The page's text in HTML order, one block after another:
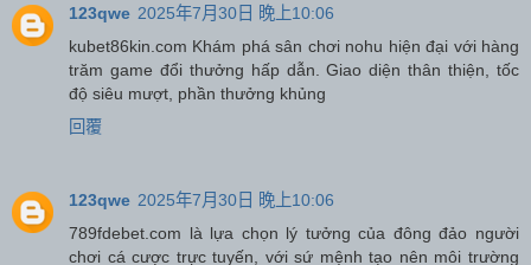
123qwe 2025年7月30日 晚上10:06
kubet86kin.com Khám phá sân chơi nohu hiện đại với hàng
trăm game đổi thưởng hấp dẫn. Giao diện thân thiện, tốc
độ siêu mượt, phần thưởng khủng
回覆
123qwe 2025年7月30日 晚上10:06
789fdebet.com là lựa chọn lý tưởng của đông đảo người
chơi cá cược trực tuyến, với sứ mệnh tạo nên môi trường